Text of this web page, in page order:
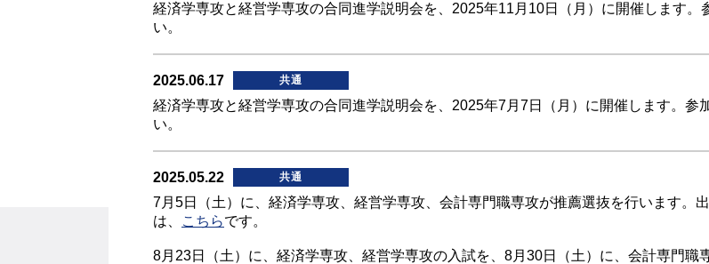
経済学専攻と経営学専攻の合同進学説明会を、2025年11月10日（月）に開催します。
い。
2025.06.17 共通
経済学専攻と経営学専攻の合同進学説明会を、2025年7月7日（月）に開催します。参
い。
2025.05.22 共通
7月5日（土）に、経済学専攻、経営学専攻、会計専門職専攻が推薦選抜を行います。
は、
こちらです。
8月23日（土）に、経済学専攻、経営学専攻の入試を、8月30日（土）に、会計専門